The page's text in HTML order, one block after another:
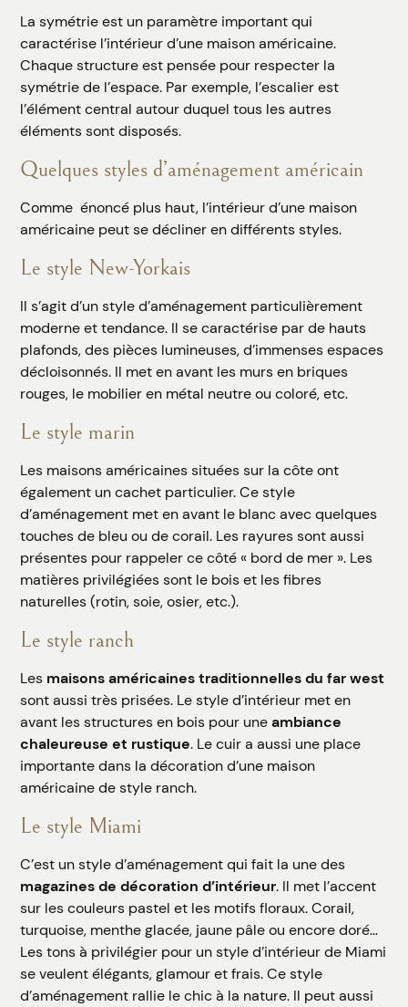
La symétrie est un paramètre important qui
caractérise l’intérieur d’une maison américaine.
Chaque structure est pensée pour respecter la
symétrie de l’espace. Par exemple, l’escalier est
l’élément central autour duquel tous les autres
éléments sont disposés.
Quelques styles d’aménagement américain
Comme énoncé plus haut, l’intérieur d’une maison
américaine peut se décliner en différents styles.
Le style New-Yorkais
Il s’agit d’un style d’aménagement particulièrement
moderne et tendance. Il se caractérise par de hauts
plafonds, des pièces lumineuses, d’immenses espaces
décloisonnés. Il met en avant les murs en briques
rouges, le mobilier en métal neutre ou coloré, etc.
Le style marin
Les maisons américaines situées sur la côte ont
également un cachet particulier. Ce style
d’aménagement met en avant le blanc avec quelques
touches de bleu ou de corail. Les rayures sont aussi
présentes pour rappeler ce côté « bord de mer ». Les
matières privilégiées sont le bois et les fibres
naturelles (rotin, soie, osier, etc.).
Le style ranch
Les maisons américaines traditionnelles du far west
sont aussi très prisées. Le style d’intérieur met en
avant les structures en bois pour uneambiance
chaleureuse et rustique. Le cuir a aussi une place
importante dans la décoration d’une maison
américaine de style ranch.
Le style Miami
C’est un style d’aménagement qui fait la une des
magazines de décoration d’intérieur. Il met l’accent
sur les couleurs pastel et les motifs floraux. Corail,
turquoise, menthe glacée, jaune pâle ou encore doré…
Les tons à privilégier pour un style d’intérieur de Miami
se veulent élégants, glamour et frais. Ce style
d’aménagement rallie le chic à la nature. Il peut aussi